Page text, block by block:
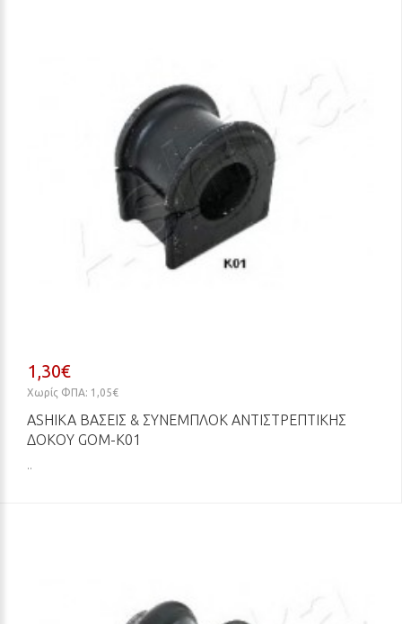
1,30€
Χωρίς ΦΠΑ: 1,05€
ASHIKA ΒΆΣΕΙΣ & ΣΥΝΕΜΠΛΌΚ ΑΝΤΙΣΤΡΕΠΤΙΚΉΣ
ΔΟΚΟΎ GOM-K01
..